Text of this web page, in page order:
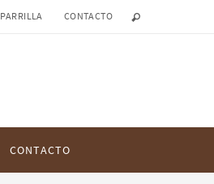
PARRILLA CONTACTO
CONTACTO